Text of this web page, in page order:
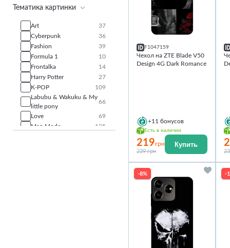
Тематика картинки
Art
37
Cyberpunk
36
Fashion
39
Formula 1
10
Frontalka
14
Harry Potter
27
K-POP
109
Labubu & Wakuku & My
little pony
66
Love
69
Man Mode
125
F1047159
Чехол на ZTE Blade V50
Design 4G Dark Romance
+11 бонусов
Есть в наличии
219грн
239 грн
Купить
-8% -